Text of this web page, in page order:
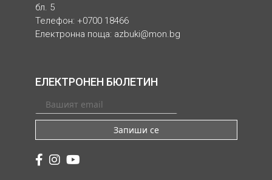
бл. 5
Телефон: +0700 18466
Електронна поща: azbuki@mon.bg
ЕЛЕКТРОНЕН БЮЛЕТИН
Запиши се